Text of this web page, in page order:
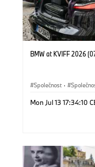
BMW at KVIFF 2026
Společnost ·
Mon Jul 13 17:34:10